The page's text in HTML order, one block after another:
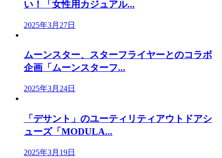
い！「女性用カジュアル...
2025年3月27日
ムーンスター、スターフライヤーとのコラボ
企画「ムーンスターフ...
2025年3月24日
「デサント」のユーティリティアウトドアシ
ューズ「MODULA...
2025年3月19日